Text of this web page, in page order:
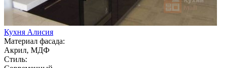
Кухня Алисия
Материал фасада:
Акрил, МДФ
Стиль: